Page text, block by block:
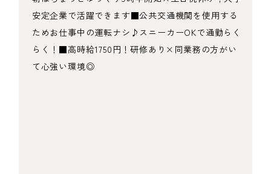
安定企業で活躍できます■公共交通機関を使用する
ためお仕事中の運転ナシ♪スニーカーOKで通勤らく
らく！■高時給1750円！研修あり×同業務の方がい
て心強い環境◎